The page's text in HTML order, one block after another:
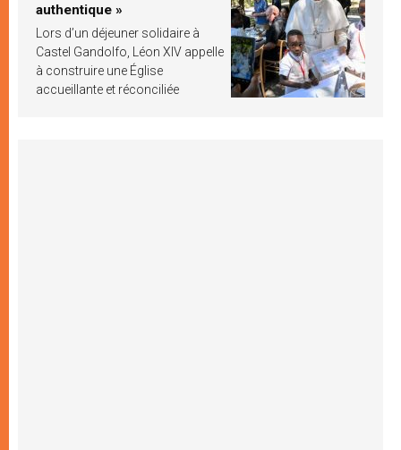
authentique »
Lors d’un déjeuner solidaire à
Castel Gandolfo, Léon XIV appelle
à construire une Église
accueillante et réconciliée